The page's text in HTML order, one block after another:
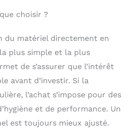
glacière, randonnée de haute
choisir ?
du matériel directement en
plus simple et la plus
de s’assurer que l’intérêt
avant d’investir. Si la
l’achat s’impose pour des
et de performance. Un
est toujours mieux ajusté.